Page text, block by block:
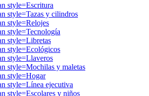
Escritura
Tazas y cilindros
Relojes
Tecnología
Libretas
Ecológicos
Llaveros
Mochilas y maletas
Hogar
Línea ejecutiva
Escolares y niños